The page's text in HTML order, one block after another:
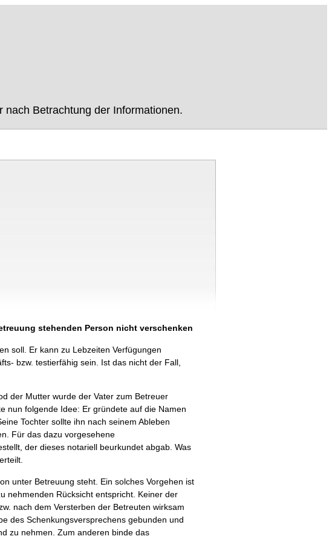
Betrachtung der Informationen.
stehenden Person nicht verschenken
soll. Er kann zu Lebzeiten Verfügungen
bzw. testierfähig sein. Ist das nicht der Fall,
der Mutter wurde der Vater zum Betreuer
nun folgende Idee: Er gründete auf die Namen
Tochter sollte ihn nach seinem Ableben
Für das dazu vorgesehene
der dieses notariell beurkundet abgab. Was
unter Betreuung steht. Ein solches Vorgehen ist
nehmenden Rücksicht entspricht. Keiner der
nach dem Versterben der Betreuten wirksam
des Schenkungsversprechens gebunden und
zu nehmen. Zum anderen binde das